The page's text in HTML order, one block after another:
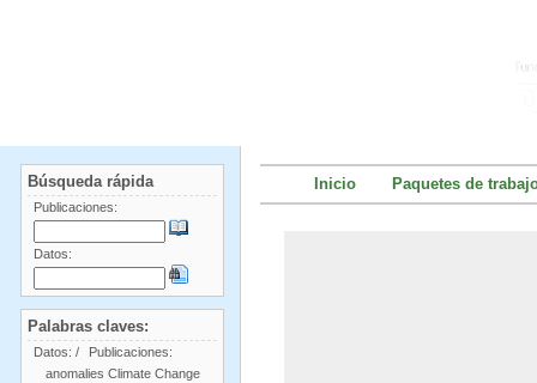
Inicio Paquetes de
Búsqueda rápida
Publicaciones:
Datos:
Palabras claves:
Datos: /
Publicaciones:
anomalies Climate Change